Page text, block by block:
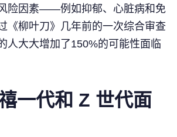
险因素——例如抑郁、心脏病和免
《柳叶刀》几年前的一次综合审查
人大大增加了150%的可能性面临
一代和 Z 世代面